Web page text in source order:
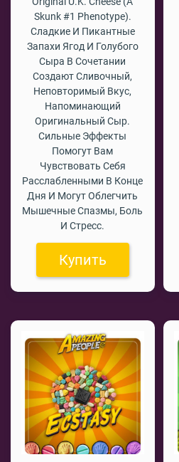
Skunk #1 Phenotype).
Сладкие И Пикантные
Запахи Ягод И Голубого
Сыра В Сочетании
Создают Сливочный,
Неповторимый Вкус,
Напоминающий
Оригинальный Сыр.
Сильные Эффекты
Помогут Вам
Чувствовать Себя
Расслабленными В Конце
Дня И Могут Облегчить
Мышечные Спазмы, Боль
И Стресс.
Купить